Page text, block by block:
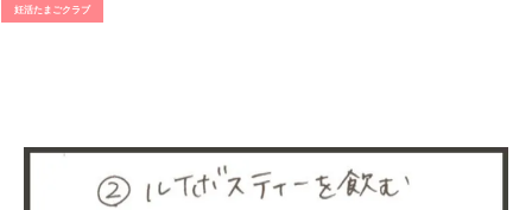
妊活たまごクラブ